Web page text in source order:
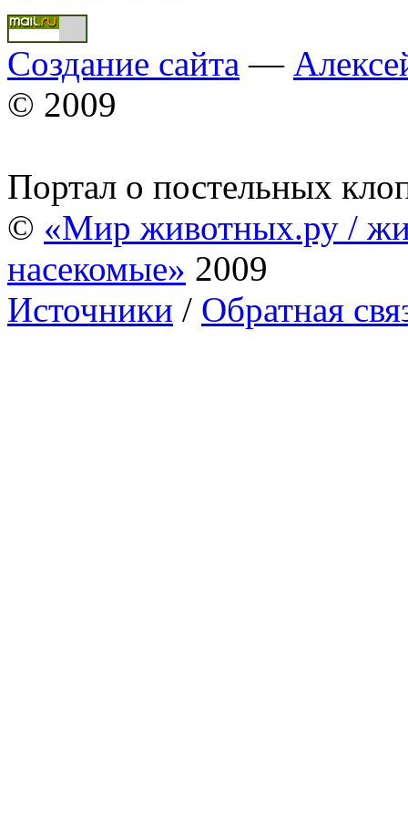
Создание сайта —
© 2009
Портал о постельных
© «Мир животных.ру /
насекомые» 2009
Источники / Обратная